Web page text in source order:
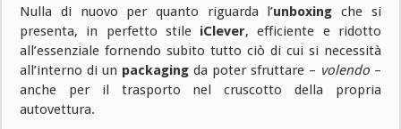
Nulla di nuovo per quanto riguarda l’unboxing che si
presenta, in perfetto stile iClever, efficiente e ridotto
all’essenziale fornendo subito tutto ciò di cui si necessità
all’interno di un packaging da poter sfruttare – volendo–
anche per il trasporto nel cruscotto della propria
autovettura.